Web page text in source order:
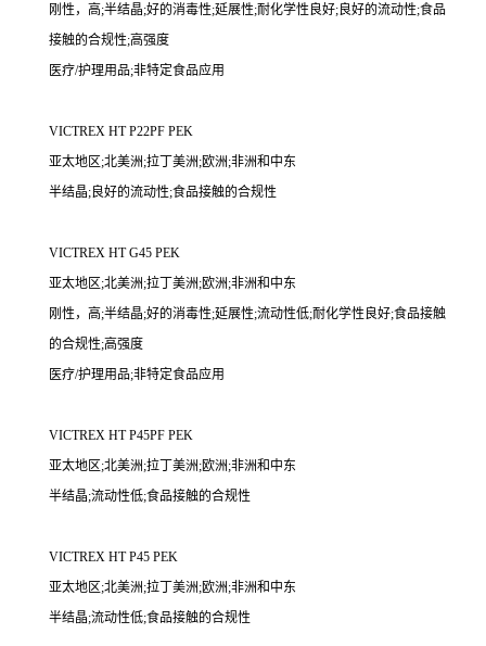
刚性，高;半结晶;好的消毒性;延展性;耐化学性良好;良好的流动性;食品
接触的合规性;高强度
医疗/护理用品;非特定食品应用
VICTREX HT P22PF PEK
亚太地区;北美洲;拉丁美洲;欧洲;非洲和中东
半结晶;良好的流动性;食品接触的合规性
VICTREX HT G45 PEK
亚太地区;北美洲;拉丁美洲;欧洲;非洲和中东
刚性，高;半结晶;好的消毒性;延展性;流动性低;耐化学性良好;食品接触
的合规性;高强度
医疗/护理用品;非特定食品应用
VICTREX HT P45PF PEK
亚太地区;北美洲;拉丁美洲;欧洲;非洲和中东
半结晶;流动性低;食品接触的合规性
VICTREX HT P45 PEK
亚太地区;北美洲;拉丁美洲;欧洲;非洲和中东
半结晶;流动性低;食品接触的合规性